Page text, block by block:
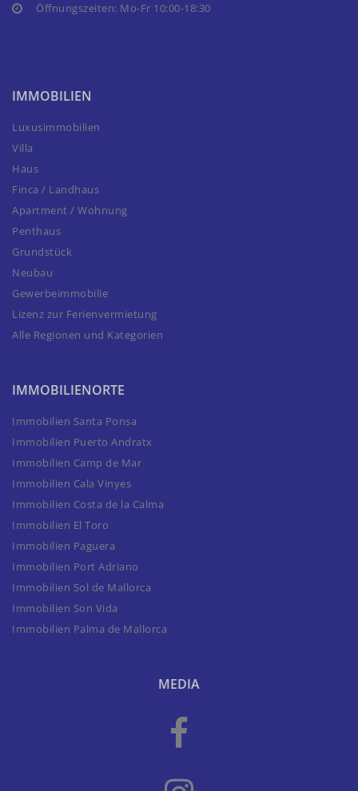
Öffnungszeiten: Mo-Fr 10:00-18:30
IMMOBILIEN
Luxusimmobilien
Villa
Haus
Finca / Landhaus
Apartment / Wohnung
Penthaus
Grundstück
Neubau
Gewerbeimmobilie
Lizenz zur Ferienvermietung
Alle Regionen und Kategorien
IMMOBILIENORTE
Immobilien Santa Ponsa
Immobilien Puerto Andratx
Immobilien Camp de Mar
Immobilien Cala Vinyes
Immobilien Costa de la Calma
Immobilien El Toro
Immobilien Paguera
Immobilien Port Adriano
Immobilien Sol de Mallorca
Immobilien Son Vida
Immobilien Palma de Mallorca
MEDIA